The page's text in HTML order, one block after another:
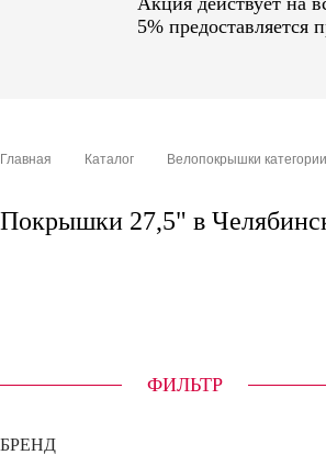
5% предоставляется
Главная Каталог Велопокрышки категории
Покрышки 27,5" в
ФИЛЬТР
БРЕНД